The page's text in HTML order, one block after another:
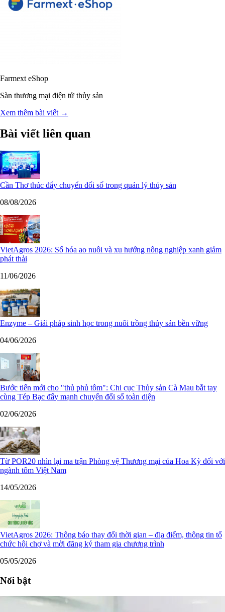
Farmext eShop
Sàn thương mại điện tử thủy sản
Xem thêm bài viết →
Bài viết liên quan
Cần Thơ thúc đẩy chuyển đổi số trong quản lý thủy sản
08/08/2026
VietAgros 2026: Số hóa ao nuôi và xu hướng nông nghiệp xanh giảm
phát thải
11/06/2026
Enzyme – Giải pháp sinh học trong nuôi trồng thủy sản bền vững
04/06/2026
Bước tiến mới cho "thủ phủ tôm": Chi cục Thủy sản Cà Mau bắt tay
cùng Tép Bạc đẩy mạnh chuyển đổi số toàn diện
02/06/2026
Từ POR20 nhìn lại ma trận Phòng vệ Thương mại của Hoa Kỳ đối với
ngành tôm Việt Nam
14/05/2026
VietAgros 2026: Thông báo thay đổi thời gian – địa điểm, thông tin tổ
chức hội chợ và mời đăng ký tham gia chương trình
05/05/2026
Nổi bật